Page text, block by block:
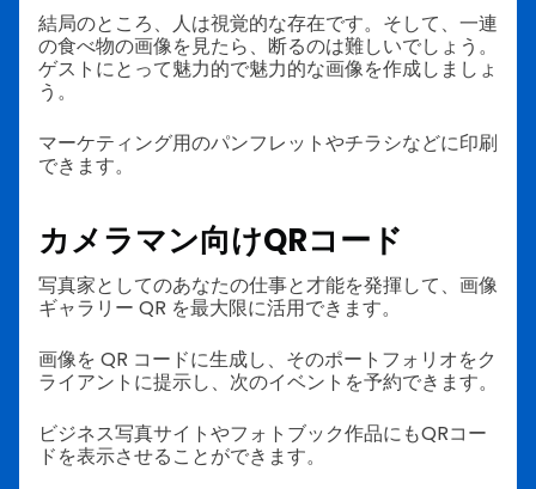
結局のところ、人は視覚的な存在です。そして、一連
の食べ物の画像を見たら、断るのは難しいでしょう。
ゲストにとって魅力的で魅力的な画像を作成しましょ
う。
マーケティング用のパンフレットやチラシなどに印刷
できます。
カメラマン向けQRコード
写真家としてのあなたの仕事と才能を発揮して、画像
ギャラリー QR を最大限に活用できます。
画像を QR コードに生成し、そのポートフォリオをク
ライアントに提示し、次のイベントを予約できます。
ビジネス写真サイトやフォトブック作品にもQRコー
ドを表示させることができます。